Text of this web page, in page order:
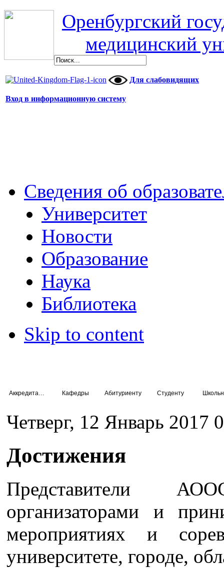
Оренбургский
медицинский
Для слабовидящих
Вход в информационную систему
Сведения об
Университет
Новости
Образование
Наука
Библиотека
Skip to content
Кафедры Абитуриенту Студенту
Четверг, 12 Январь 2017
Достижения
Представители
организаторами и
мероприятиях и
университете, городе,